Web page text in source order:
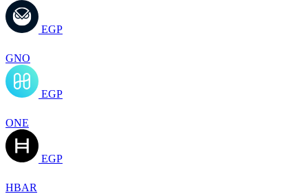
EGP
GNO
EGP
ONE
EGP
HBAR